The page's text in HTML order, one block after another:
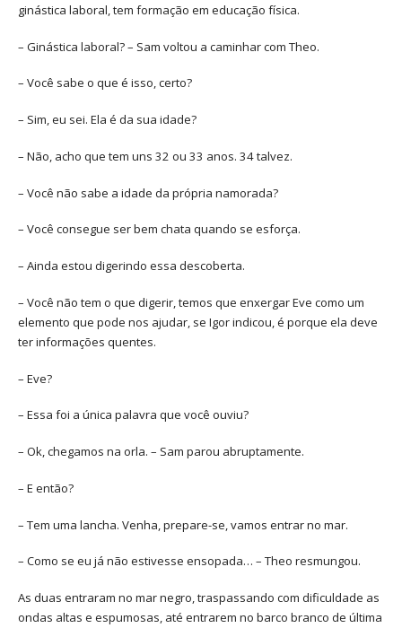
ginástica laboral, tem formação em educação física.
– Ginástica laboral? – Sam voltou a caminhar com Theo.
– Você sabe o que é isso, certo?
– Sim, eu sei. Ela é da sua idade?
– Não, acho que tem uns 32 ou 33 anos. 34 talvez.
– Você não sabe a idade da própria namorada?
– Você consegue ser bem chata quando se esforça.
– Ainda estou digerindo essa descoberta.
– Você não tem o que digerir, temos que enxergar Eve como um
elemento que pode nos ajudar, se Igor indicou, é porque ela deve
ter informações quentes.
– Eve?
– Essa foi a única palavra que você ouviu?
– Ok, chegamos na orla. – Sam parou abruptamente.
– E então?
– Tem uma lancha. Venha, prepare-se, vamos entrar no mar.
– Como se eu já não estivesse ensopada… – Theo resmungou.
As duas entraram no mar negro, traspassando com dificuldade as
ondas altas e espumosas, até entrarem no barco branco de última